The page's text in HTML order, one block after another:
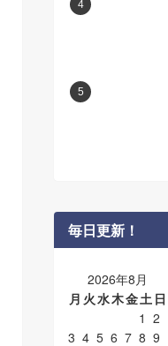
毎日更新！
2026年8月
月 火水木金土 日
1 2
3 4 5 6 7 8 9